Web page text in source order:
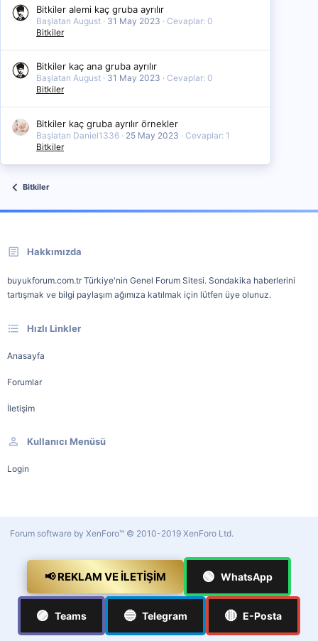
Bitkiler alemi kaç gruba ayrılır
Başlatan August 31 May 2023
Cevaplar: 0
Bitkiler
Bitkiler kaç ana gruba ayrılır
Başlatan August 31 May 2023
Cevaplar: 0
Bitkiler
Bitkiler kaç gruba ayrılır örnekler
Başlatan Daniel1336 25 May 2023
Cevaplar: 1
Bitkiler
Bitkiler
Hakkımızda
buyukforum.com.tr Türkiye'nin Genel Forum Sitesi. Sondakika haberlerini
tartışmak ve bilgi paylaşım ağımıza katılmak için lütfen üye olunuz.
Hızlı Linkler
Anasayfa
Forumlar
İletişim
Kullanıcı Menüsü
Login
Forum software by XenForo™ © 2010-2019 XenForo Ltd.
📢 REKLAM VE İLETIŞIM 🟢 WhatsApp
🟣 Teams 🔵 Telegram 🔴 E-Posta